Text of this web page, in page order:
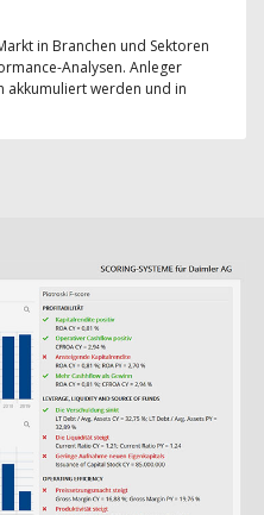
in Branchen und Sektoren
Analysen. Anleger
akkumuliert werden und in